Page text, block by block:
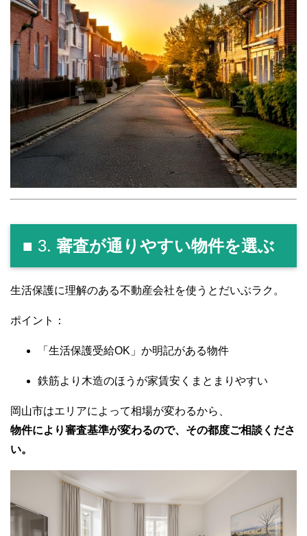
■ 3. 審査が通りやすい物件を選ぶ
生活保護に理解のある不動産会社を使うとだいぶラク。
ポイント：
「生活保護受給OK」か明記がある物件
鉄筋より木造のほうが家賃安くまとまりやすい
岡山市はエリアによって相場が変わるから、
物件により審査基準が変わるので、その都度ご相談くださ
い。